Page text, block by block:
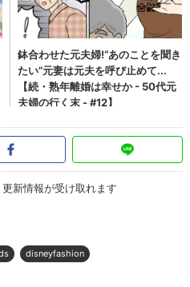
新情報が受け取れます
disneyfashion